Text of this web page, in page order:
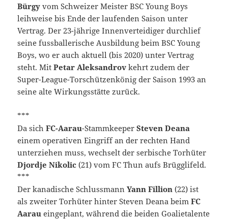
Bürgy vom Schweizer Meister BSC Young Boys
leihweise bis Ende der laufenden Saison unter
Vertrag. Der 23-jährige Innenverteidiger durchlief
seine fussballerische Ausbildung beim BSC Young
Boys, wo er auch aktuell (bis 2020) unter Vertrag
steht. MitPetar Aleksandrov kehrt zudem der
Super-League-Torschützenkönig der Saison 1993 an
seine alte Wirkungsstätte zurück.
***
Da sichFC-Aarau-StammkeeperSteven Deana
einem operativen Eingriff an der rechten Hand
unterziehen muss, wechselt der serbische Torhüter
Djordje Nikolic (21) vom FC Thun aufs Brügglifeld.
***
Der kanadische Schlussmann Yann Fillion (22) ist
als zweiter Torhüter hinter Steven Deana beimFC
Aarau eingeplant, während die beiden Goalietalente